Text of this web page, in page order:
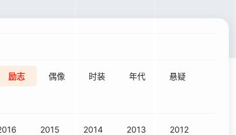
励志 偶像 时装 年代 悬疑
2015 2014 2013 2012